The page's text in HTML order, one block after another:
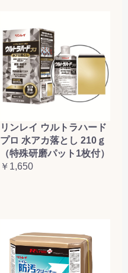
リンレイ ウルトラハード
プロ 水アカ落とし 210ｇ
（特殊研磨パット1枚付）
￥1,650